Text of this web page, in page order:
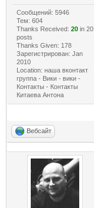
Сообщений: 5946
Тем: 604
Thanks Received: 20in 20
posts
Thanks Given: 178
Зарегистрирован: Jan
2010
Location: наша вконтакт
группа - Вики - вики -
Контакты - Контакты
Китаева Антона
Вебсайт